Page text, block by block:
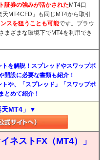
証券の強みが活かされた MT4口
MT4CFD」も同じMT4から取引
スを狙うことも可能です。ブラウ
まざまな環境下でMT4を利用でき
を解説！スプレッドやスワップポ
開設に必要な書類も紹介！
や、「スプレッド」「スワップポ
とめて紹介！
天MT4」▼
ネストFX（MT4）」